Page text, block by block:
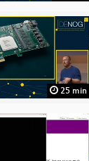
25 min